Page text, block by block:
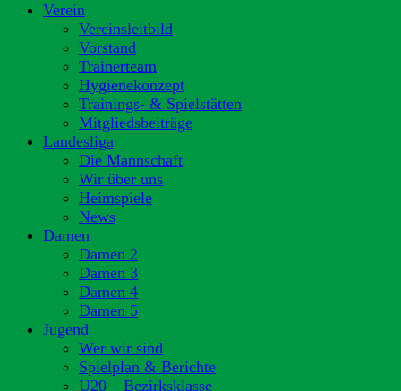
Verein
Vereinsleitbild
Vorstand
Trainerteam
Hygienekonzept
Trainings- & Spielstätten
Mitgliedsbeiträge
Landesliga
Die Mannschaft
Wir über uns
Heimspiele
News
Damen
Damen 2
Damen 3
Damen 4
Damen 5
Jugend
Wer wir sind
Spielplan & Berichte
U20 – Bezirksklasse